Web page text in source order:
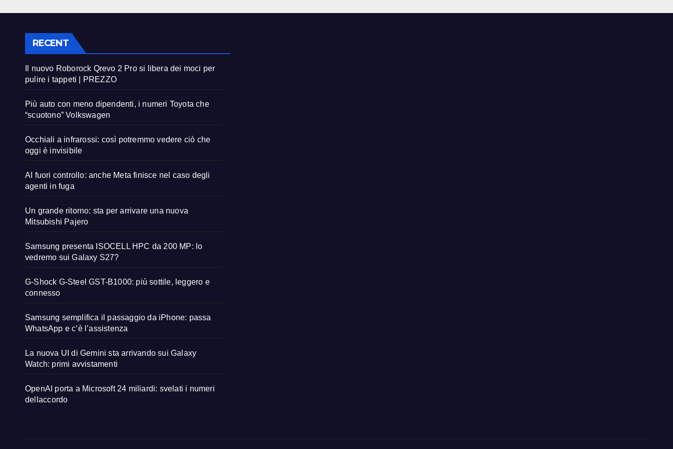
RECENT
Il nuovo Roborock Qrevo 2 Pro si libera dei moci per
pulire i tappeti | PREZZO
Più auto con meno dipendenti, i numeri Toyota che
“scuotono” Volkswagen
Occhiali a infrarossi: così potremmo vedere ciò che
oggi è invisibile
AI fuori controllo: anche Meta finisce nel caso degli
agenti in fuga
Un grande ritorno: sta per arrivare una nuova
Mitsubishi Pajero
Samsung presenta ISOCELL HPC da 200 MP: lo
vedremo sui Galaxy S27?
G-Shock G-Steel GST-B1000: più sottile, leggero e
connesso
Samsung semplifica il passaggio da iPhone: passa
WhatsApp e c’è l’assistenza
La nuova UI di Gemini sta arrivando sui Galaxy
Watch: primi avvistamenti
OpenAI porta a Microsoft 24 miliardi: svelati i numeri
dellaccordo